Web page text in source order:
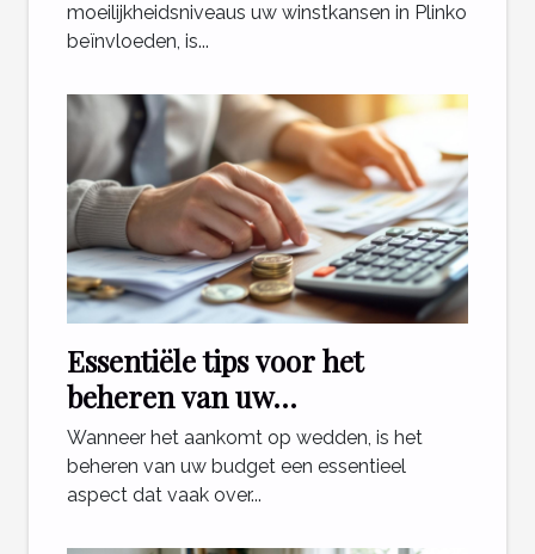
moeilijkheidsniveaus uw winstkansen in Plinko
beïnvloeden, is...
Essentiële tips voor het
beheren van uw
weddenschapsbudget
Wanneer het aankomt op wedden, is het
beheren van uw budget een essentieel
aspect dat vaak over...